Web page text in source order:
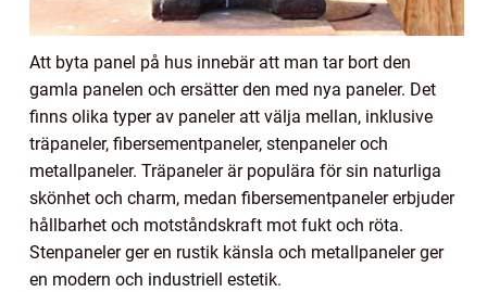
Att byta panel på hus innebär att man tar bort den
gamla panelen och ersätter den med nya paneler. Det
finns olika typer av paneler att välja mellan, inklusive
träpaneler, fibersementpaneler, stenpaneler och
metallpaneler. Träpaneler är populära för sin naturliga
skönhet och charm, medan fibersementpaneler erbjuder
hållbarhet och motståndskraft mot fukt och röta.
Stenpaneler ger en rustik känsla och metallpaneler ger
en modern och industriell estetik.